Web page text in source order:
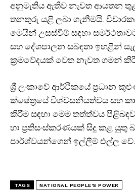
I've read and accept the Privacy
අනුමැතිය ඇතිව නැවත ආයතන
තනතුරු යළි ලබා ගැනීමයි.
මෙයින් උසස්වීම් සඳහා
සහ දේශපාලන සබඳතා ඉහළින්
ක්‍රමවේදයක් වෙත නැවත ගමන්
ශ්‍රී ලංකාවේ ආර්ථිකයේ ප්‍රධාන
ක්ෂේත්‍රයේ විශ්වසනීයත්වය සහ
කිරීම සඳහා මෙම තත්ත්වය
හා ප්‍රතිසංස්කරණයක් සිදු කළ යුතු
පාර්ශ්වයන්ගෙන් ඉල්ලීම් එල්ල වේ.
TAGS NATIONAL PEOPLE'S POWER